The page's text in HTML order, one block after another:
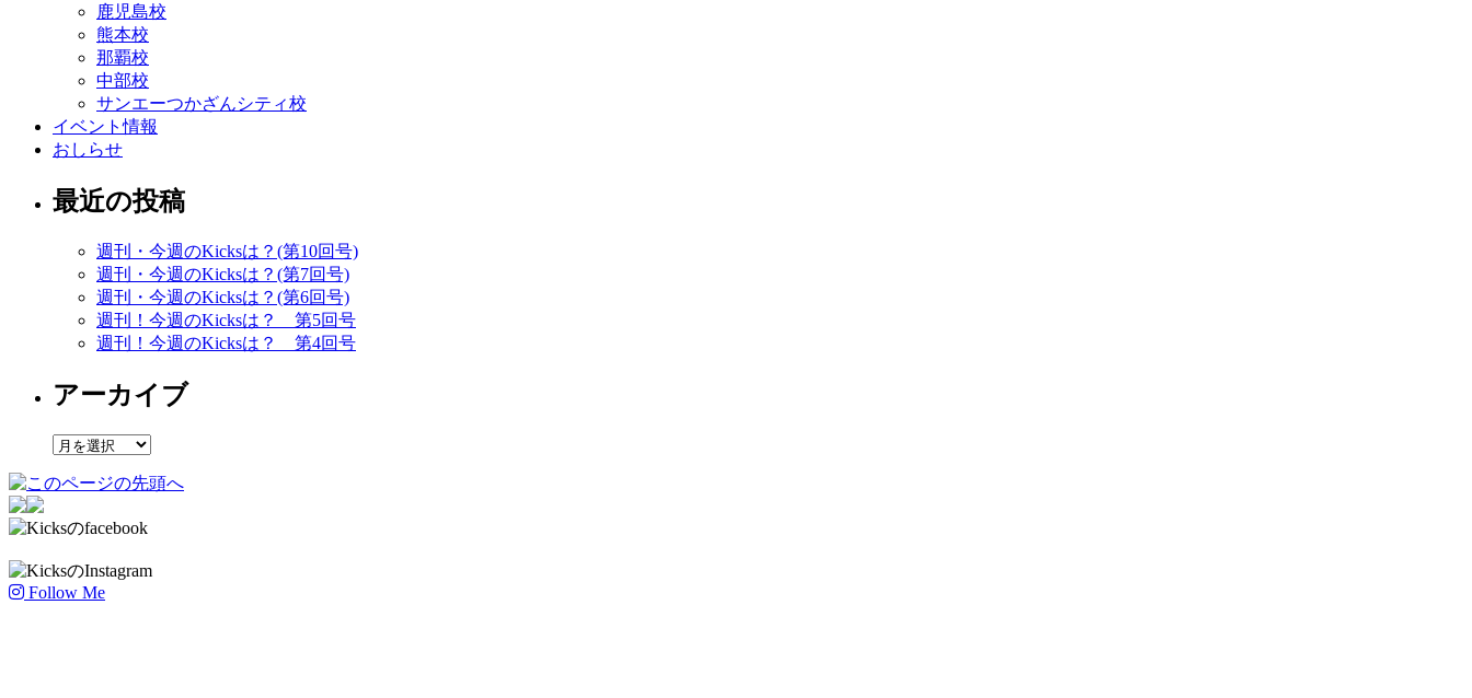
鹿児島校
熊本校
那覇校
中部校
サンエーつかざんシティ校
イベント情報
おしらせ
最近の投稿
週刊・今週のKicksは？(第10回号)
週刊・今週のKicksは？(第7回号)
週刊・今週のKicksは？(第6回号)
週刊！今週のKicksは？ 第5回号
週刊！今週のKicksは？ 第4回号
アーカイブ
ア
カ
ブ
Follow Me